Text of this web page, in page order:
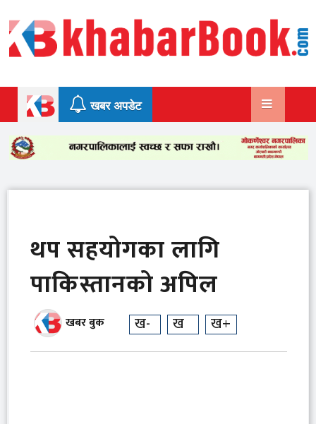
to
content
खबर अपडेट
थप सहयोगका लागि
पाकिस्तानको अपिल
खबर बुक ख- ख ख+